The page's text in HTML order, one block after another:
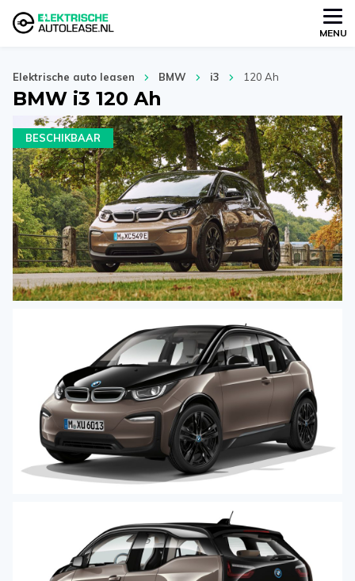
MENU
Elektrische auto leasen BMW i3 120 Ah
BMW i3 120 Ah
BESCHIKBAAR